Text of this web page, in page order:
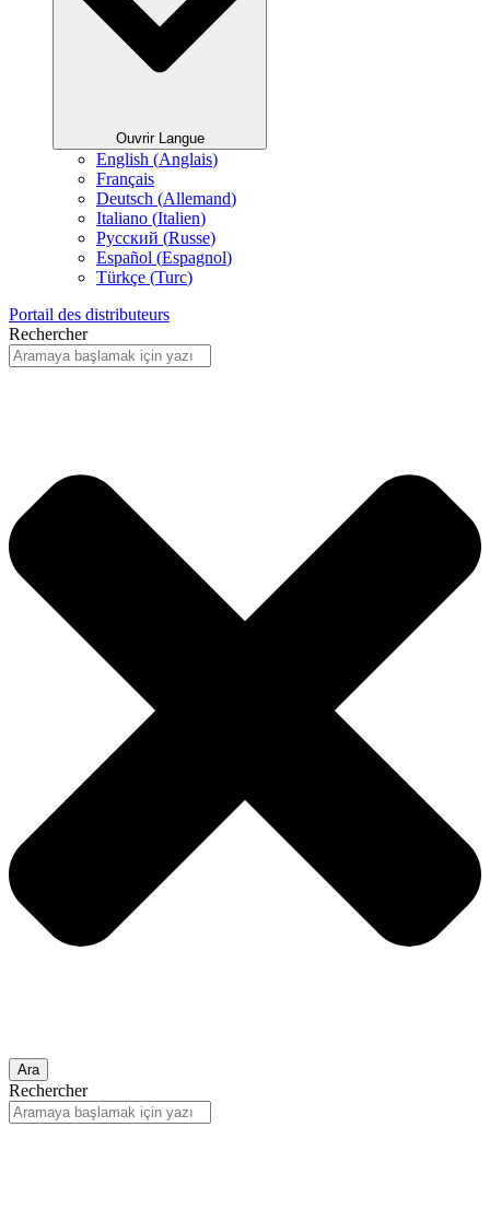
Ouvrir Langue
English (Anglais)
Français
Deutsch (Allemand)
Italiano (Italien)
Русский (Russe)
Español (Espagnol)
Türkçe (Turc)
Portail des distributeurs
Rechercher
Ara
Rechercher